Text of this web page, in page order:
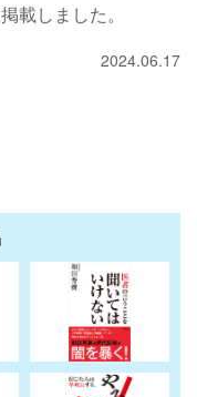
載しました。
2024.06.17